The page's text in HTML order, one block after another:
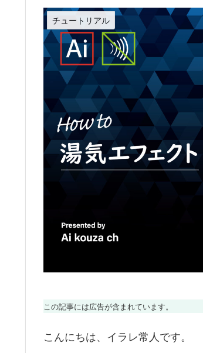
チュートリアル
この記事には広告が含まれています。
こんにちは、イラレ常人です。